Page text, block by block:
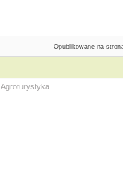
Opublikowane na
Agroturystyka